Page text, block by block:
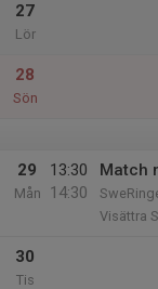
27
Lör
28
Sön
29
Mån
13:30
14:30
Match
Visättra
30
Tis